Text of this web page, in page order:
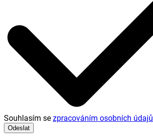
Souhlasím se zpracováním osobních údajů
Odeslat